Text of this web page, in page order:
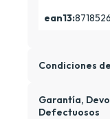
ean13:
Condiciones
Garantía,
Defectuosos